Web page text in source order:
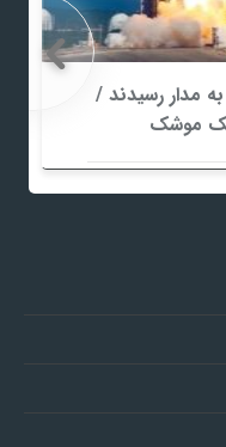
مدار رسیدند /